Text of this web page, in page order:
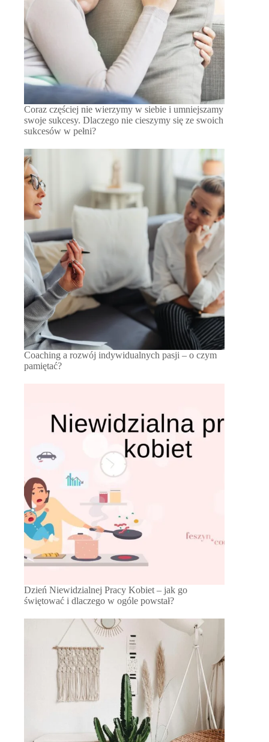
Coraz częściej nie wierzymy w siebie i umniejszamy
swoje sukcesy. Dlaczego nie cieszymy się ze swoich
sukcesów w pełni?
Coaching a rozwój indywidualnych pasji – o czym
pamiętać?
Dzień Niewidzialnej Pracy Kobiet – jak go
świętować i dlaczego w ogóle powstał?